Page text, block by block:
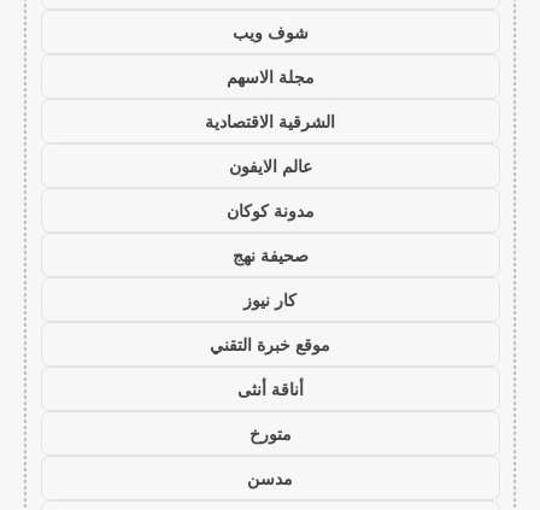
شوف ويب
مجلة الاسهم
الشرقية الاقتصادية
عالم الايفون
مدونة كوكان
صحيفة نهج
كار نيوز
موقع خبرة التقني
أناقة أنثى
متورخ
مدسن